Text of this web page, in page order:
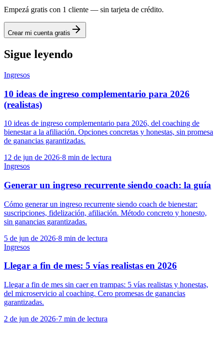
Empezá gratis con 1 cliente — sin tarjeta de crédito.
Crear mi cuenta gratis
Sigue leyendo
Ingresos
10 ideas de ingreso complementario para 2026
(realistas)
10 ideas de ingreso complementario para 2026, del coaching de
bienestar a la afiliación. Opciones concretas y honestas, sin promesa
de ganancias garantizadas.
12 de jun de 2026·8 min de lectura
Ingresos
Generar un ingreso recurrente siendo coach: la guía
Cómo generar un ingreso recurrente siendo coach de bienestar:
suscripciones, fidelización, afiliación. Método concreto y honesto,
sin ganancias garantizadas.
5 de jun de 2026·8 min de lectura
Ingresos
Llegar a fin de mes: 5 vías realistas en 2026
Llegar a fin de mes sin caer en trampas: 5 vías realistas y honestas,
del microservicio al coaching. Cero promesas de ganancias
garantizadas.
2 de jun de 2026·7 min de lectura